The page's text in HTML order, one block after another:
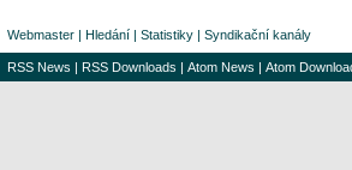
Webmaster | Hledání | Statistiky | Syndikační kanály
RSS News | RSS Downloads | Atom News | Atom